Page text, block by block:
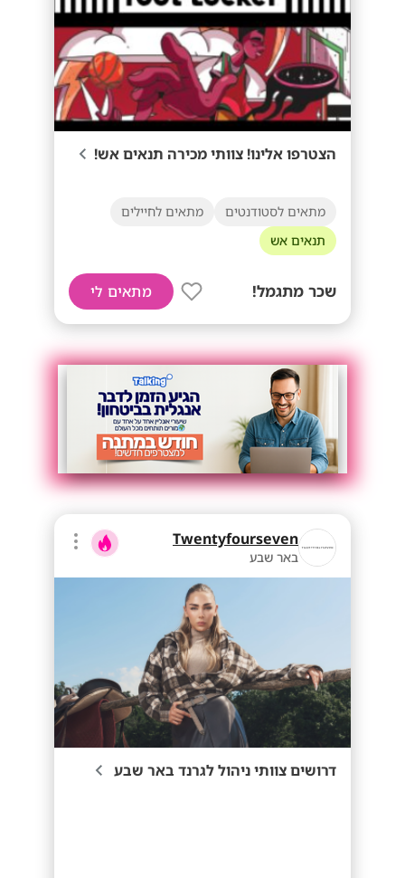
הצטרפו אלינו! צוותי מכירה תנאים אש!
מתאים לסטודנטים
מתאים לחיילים
תנאים אש
שכר מתגמל! מתאים לי
Twentyfourseven
באר שבע
דרושים צוותי ניהול לגרנד באר שבע